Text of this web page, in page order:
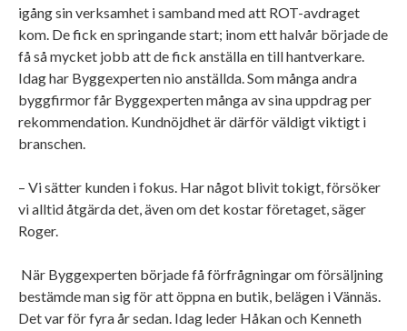
igång sin verksamhet i samband med att ROT-avdraget
kom. De fick en springande start; inom ett halvår började de
få så mycket jobb att de fick anställa en till hantverkare.
Idag har Byggexperten nio anställda. Som många andra
byggfirmor får Byggexperten många av sina uppdrag per
rekommendation. Kundnöjdhet är därför väldigt viktigt i
branschen.
– Vi sätter kunden i fokus. Har något blivit tokigt, försöker
vi alltid åtgärda det, även om det kostar företaget, säger
Roger.
När Byggexperten började få förfrågningar om försäljning
bestämde man sig för att öppna en butik, belägen i Vännäs.
Det var för fyra år sedan. Idag leder Håkan och Kenneth